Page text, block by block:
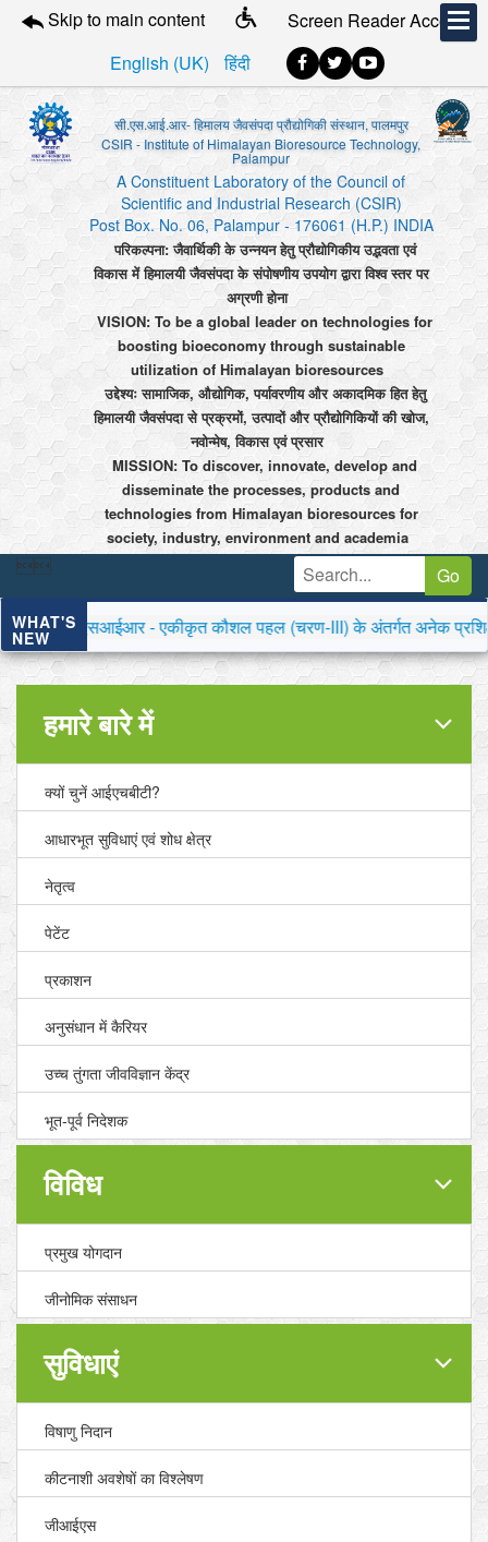
Skip to main content
Screen Reader Access
English (UK)
हिंदी
सी.एस.आई.आर- हिमालय जैवसंपदा प्रौद्योगिकी संस्थान, पालमपुर
CSIR - Institute of Himalayan Bioresource Technology,
Palampur
A Constituent Laboratory of the Council of
Scientific and Industrial Research (CSIR)
Post Box. No. 06, Palampur - 176061 (H.P.) INDIA
परिकल्पना: जैवार्थिकी के उन्नयन हेतु प्रौद्योगिकीय उद्भवता एवं
विकास में हिमालयी जैवसंपदा के संपोषणीय उपयोग द्वारा विश्व स्तर पर
अग्रणी होना
VISION: To be a global leader on technologies for
boosting bioeconomy through sustainable
utilization of Himalayan bioresources
उद्देश्यः सामाजिक, औद्योगिक, पर्यावरणीय और अकादमिक हित हेतु
हिमालयी जैवसंपदा से प्रक्रमों, उत्पादों और प्रौद्योगिकियों की खोज,
नवोन्मेष, विकास एवं प्रसार
MISSION: To discover, innovate, develop and
disseminate the processes, products and
technologies from Himalayan bioresources for
society, industry, environment and academia
 Go
WHAT'S
NEW
सीएसआईआर - एकीकृत कौशल पहल (चरण-III) के अंतर्गत अनेक प्रशिक्षण
हमारे बारे में
क्यों चुनें आईएचबीटी?
आधारभूत सुविधाएं एवं शोध क्षेत्र
नेतृत्व
पेटेंट
प्रकाशन
अनुसंधान में कैरियर
उच्च तुंगता जीवविज्ञान केंद्र
भूत-पूर्व निदेशक
विविध
प्रमुख योगदान
जीनोमिक संसाधन
सुविधाएं
विषाणु निदान
कीटनाशी अवशेषों का विश्लेषण
जीआईएस